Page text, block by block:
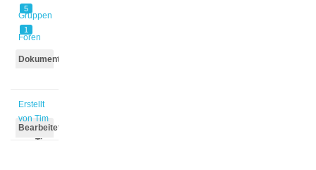
5
Gruppen
1
Foren
Dokumente
Erstellt
von Tim
Bearbeitet
von Tim